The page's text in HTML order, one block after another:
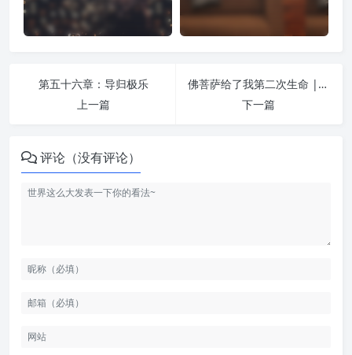
第五十六章：导归极乐
上一篇
佛菩萨给了我第二次生命 | 让生命恢复纯净
下一篇
评论（没有评论）